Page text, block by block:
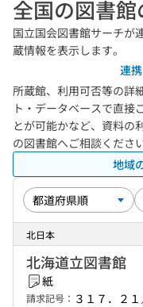
全国の図書
国立国会図書館サーチが
蔵情報を表示します。
連
所蔵館、利用可否等の詳
ト・データベースで直接
とが可能かなど、資料の
の図書館へご相談くださ
地域
北日本
北海道立図書館
紙
請求記号： ３１７．２